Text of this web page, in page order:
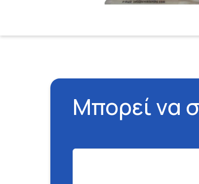
Μπορεί να